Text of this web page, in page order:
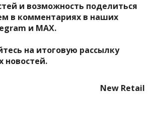
и возможность поделиться
в комментариях в наших
и MAX.
на итоговую рассылку
новостей.
New Retail